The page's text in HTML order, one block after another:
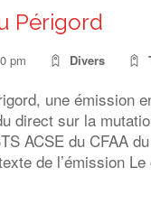
Périgord
pm Divers
une émission
direct sur la
ACSE du CFAA
de l’émission